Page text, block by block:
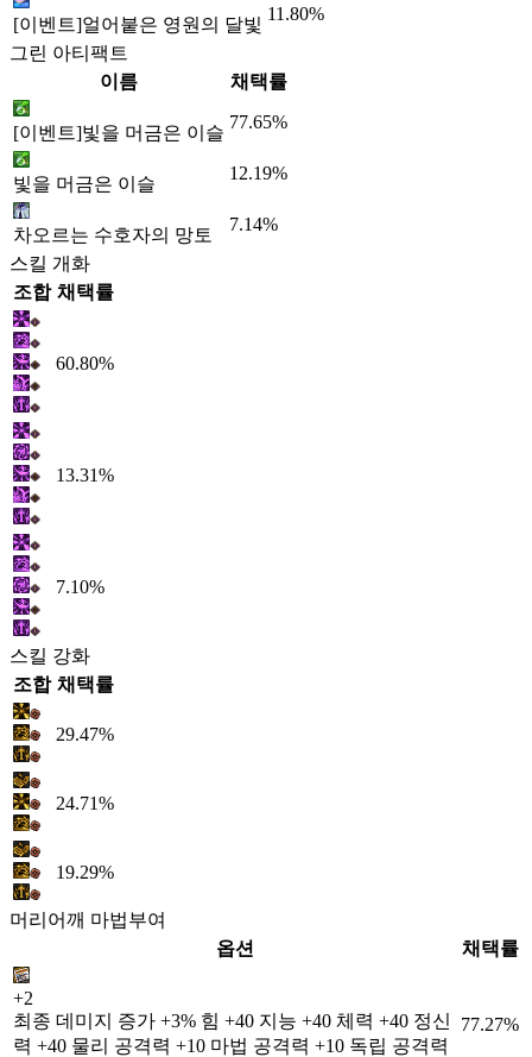
[이벤트]얼어붙은 영원의 달빛
11.80%
그린 아티팩트
이름
채택률
[이벤트]빛을 머금은 이슬
77.65%
빛을 머금은 이슬
12.19%
차오르는 수호자의 망토
7.14%
스킬 개화
조합 채택률
60.80%
13.31%
7.10%
스킬 강화
조합 채택률
29.47%
24.71%
19.29%
머리어깨 마법부여
옵션
채택률
+2
최종 데미지 증가 +3% 힘 +40 지능 +40 체력 +40 정신
력 +40 물리 공격력 +10 마법 공격력 +10 독립 공격력
77.27%